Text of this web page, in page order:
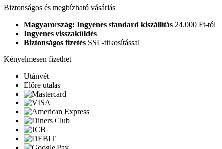
Biztonságos és megbízható vásárlás
Magyarország: Ingyenes standard kiszállítás 24.000 Ft-tól
Ingyenes visszaküldés
Biztonságos fizetés SSL-titkosítással
Kényelmesen fizethet
Utánvét
Előre utalás